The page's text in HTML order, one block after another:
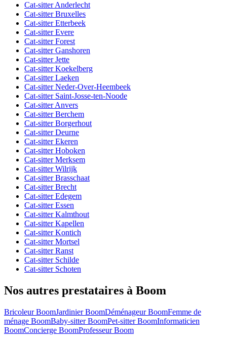
Cat-sitter Anderlecht
Cat-sitter Bruxelles
Cat-sitter Etterbeek
Cat-sitter Evere
Cat-sitter Forest
Cat-sitter Ganshoren
Cat-sitter Jette
Cat-sitter Koekelberg
Cat-sitter Laeken
Cat-sitter Neder-Over-Heembeek
Cat-sitter Saint-Josse-ten-Noode
Cat-sitter Anvers
Cat-sitter Berchem
Cat-sitter Borgerhout
Cat-sitter Deurne
Cat-sitter Ekeren
Cat-sitter Hoboken
Cat-sitter Merksem
Cat-sitter Wilrijk
Cat-sitter Brasschaat
Cat-sitter Brecht
Cat-sitter Edegem
Cat-sitter Essen
Cat-sitter Kalmthout
Cat-sitter Kapellen
Cat-sitter Kontich
Cat-sitter Mortsel
Cat-sitter Ranst
Cat-sitter Schilde
Cat-sitter Schoten
Nos autres prestataires à Boom
Bricoleur BoomJardinier BoomDéménageur BoomFemme de
ménage BoomBaby-sitter BoomPet-sitter BoomInformaticien
BoomConcierge BoomProfesseur Boom